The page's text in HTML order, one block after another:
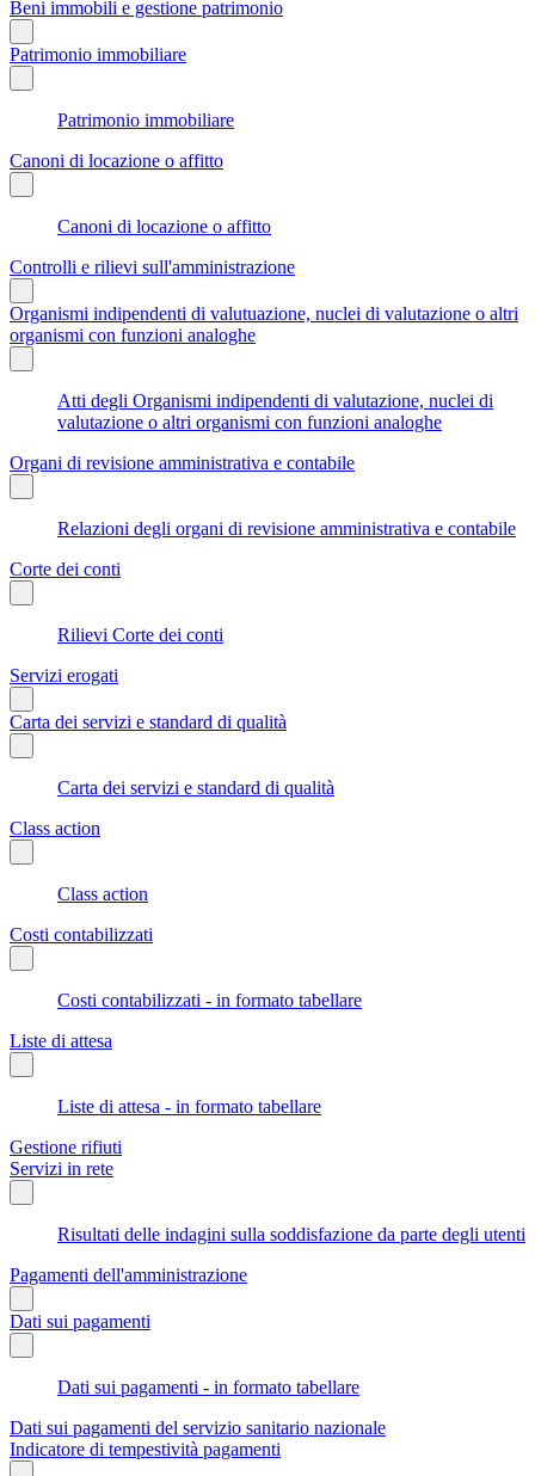
Beni immobili e gestione patrimonio
Patrimonio immobiliare
Patrimonio immobiliare
Canoni di locazione o affitto
Canoni di locazione o affitto
Controlli e rilievi sull'amministrazione
Organismi indipendenti di valutuazione, nuclei di valutazione o altri
organismi con funzioni analoghe
Atti degli Organismi indipendenti di valutazione, nuclei di
valutazione o altri organismi con funzioni analoghe
Organi di revisione amministrativa e contabile
Relazioni degli organi di revisione amministrativa e contabile
Corte dei conti
Rilievi Corte dei conti
Servizi erogati
Carta dei servizi e standard di qualità
Carta dei servizi e standard di qualità
Class action
Class action
Costi contabilizzati
Costi contabilizzati - in formato tabellare
Liste di attesa
Liste di attesa - in formato tabellare
Gestione rifiuti
Servizi in rete
Risultati delle indagini sulla soddisfazione da parte degli utenti
Pagamenti dell'amministrazione
Dati sui pagamenti
Dati sui pagamenti - in formato tabellare
Dati sui pagamenti del servizio sanitario nazionale
Indicatore di tempestività pagamenti